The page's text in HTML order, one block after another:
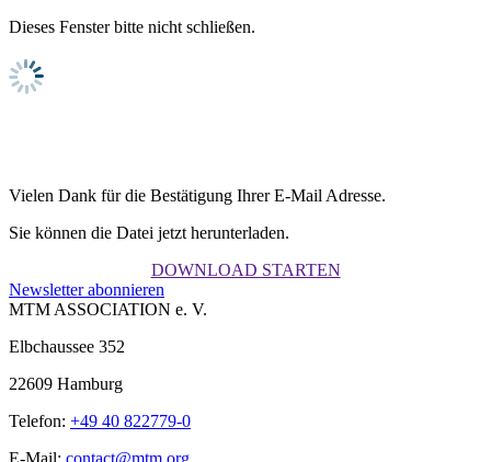
Dieses Fenster bitte nicht schließen.
Vielen Dank für die Bestätigung Ihrer E-Mail Adresse.
Sie können die Datei jetzt herunterladen.
DOWNLOAD STARTEN
Newsletter abonnieren
MTM ASSOCIATION e. V.
Elbchaussee 352
22609 Hamburg
Telefon: +49 40 822779-0
E-Mail: contact@mtm.org